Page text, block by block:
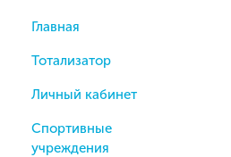
Главная
Тотализатор
Личный кабинет
Спортивные
учреждения